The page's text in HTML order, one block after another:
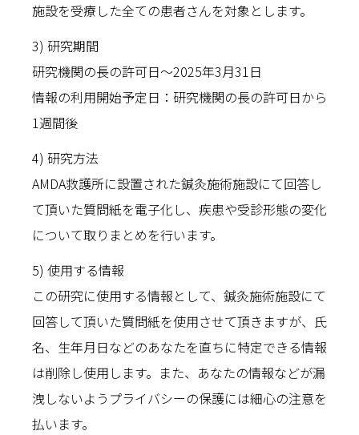
施設を受療した全ての患者さんを対象とします。
3) 研究期間
研究機関の長の許可日～2025年3月31日
情報の利用開始予定日：研究機関の長の許可日から
1週間後
4) 研究方法
AMDA救護所に設置された鍼灸施術施設にて回答し
て頂いた質問紙を電子化し、疾患や受診形態の変化
について取りまとめを行います。
5) 使用する情報
この研究に使用する情報として、鍼灸施術施設にて
回答して頂いた質問紙を使用させて頂きますが、氏
名、生年月日などのあなたを直ちに特定できる情報
は削除し使用します。また、あなたの情報などが漏
洩しないようプライバシーの保護には細心の注意を
払います。